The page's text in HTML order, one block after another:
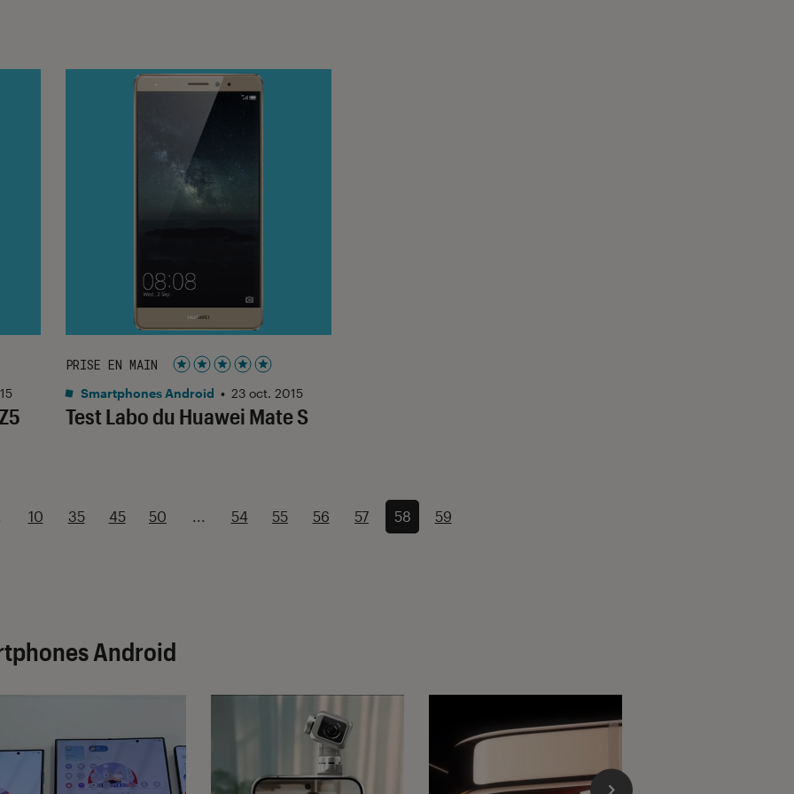
Test Labo du Huawei Mate S
PRISE EN MAIN
Noté 5 étoiles sur 5
Smartphones Android • 23 oct. 2015
10 35 45 50 ... 54 55 56 57 58 59
Android